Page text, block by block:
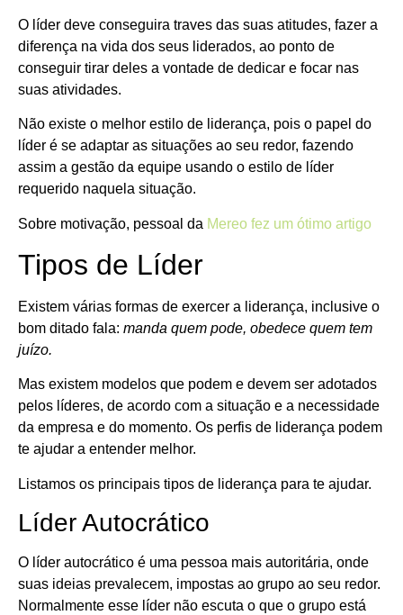
O líder deve conseguira traves das suas atitudes, fazer a
diferença na vida dos seus liderados, ao ponto de
conseguir tirar deles a vontade de dedicar e focar nas
suas atividades.
Não existe o melhor estilo de liderança, pois o papel do
líder é se adaptar as situações ao seu redor, fazendo
assim a gestão da equipe usando o estilo de líder
requerido naquela situação.
Sobre motivação, pessoal da Mereo fez um ótimo artigo
Tipos de Líder
Existem várias formas de exercer a liderança, inclusive o
bom ditado fala: manda quem pode, obedece quem tem
juízo.
Mas existem modelos que podem e devem ser adotados
pelos líderes, de acordo com a situação e a necessidade
da empresa e do momento. Os perfis de liderança podem
te ajudar a entender melhor.
Listamos os principais tipos de liderança para te ajudar.
Líder Autocrático
O líder autocrático é uma pessoa mais autoritária, onde
suas ideias prevalecem, impostas ao grupo ao seu redor.
Normalmente esse líder não escuta o que o grupo está